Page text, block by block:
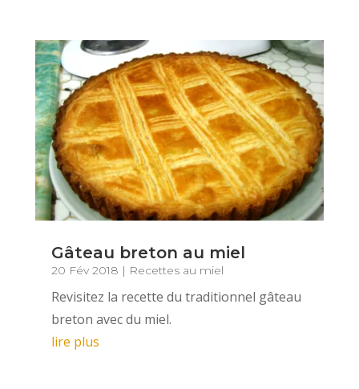
Gâteau breton au miel
20 Fév 2018 | Recettes au miel
Revisitez la recette du traditionnel gâteau
breton avec du miel.
lire plus